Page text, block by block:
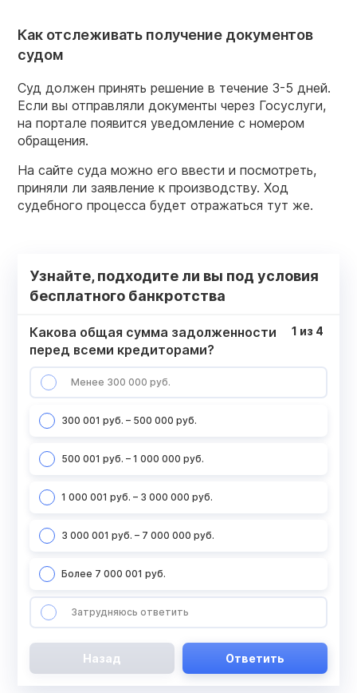
Как отслеживать получение документов
судом
Суд должен принять решение в течение 3-5 дней.
Если вы отправляли документы через Госуслуги,
на портале появится уведомление с номером
обращения.
На сайте суда можно его ввести и посмотреть,
приняли ли заявление к производству. Ход
судебного процесса будет отражаться тут же.
Узнайте, подходите ли вы под условия
бесплатного банкротства
Какова общая сумма задолженности
перед всеми кредиторами?
Менее 300 000 руб.
300 001 руб. – 500 000 руб.
500 001 руб. – 1 000 000 руб.
1 000 001 руб. – 3 000 000 руб.
3 000 001 руб. – 7 000 000 руб.
Более 7 000 001 руб.
Затрудняюсь ответить
1 из 4
Назад Ответить